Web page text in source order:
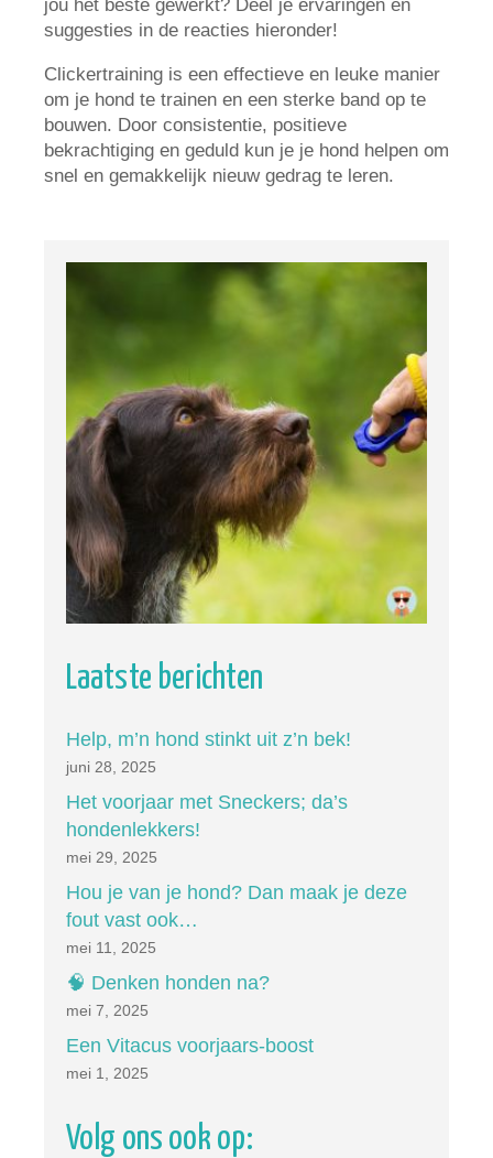
jou het beste gewerkt? Deel je ervaringen en
suggesties in de reacties hieronder!
Clickertraining is een effectieve en leuke manier
om je hond te trainen en een sterke band op te
bouwen. Door consistentie, positieve
bekrachtiging en geduld kun je je hond helpen om
snel en gemakkelijk nieuw gedrag te leren.
Laatste berichten
Help, m’n hond stinkt uit z’n bek!
juni 28, 2025
Het voorjaar met Sneckers; da’s
hondenlekkers!
mei 29, 2025
Hou je van je hond? Dan maak je deze
fout vast ook…
mei 11, 2025
🧠 Denken honden na?
mei 7, 2025
Een Vitacus voorjaars-boost
mei 1, 2025
Volg ons ook op: